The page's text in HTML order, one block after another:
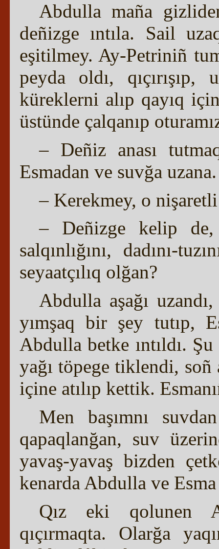
Abdulla maña
deñizge ıntıla. Sail
eşitilmey. Ay-Petriniñ
peyda oldı,
küreklerni alıp qayıq
üstünde çalqanıp
– Deñiz anası
Esmadan ve suvğa uzana.
– Kerekmey, o
– Deñizge kelip de,
salqınlığını, dadını-
seyaatçılıq olğan?
Abdulla aşağı
yımşaq bir şey tutıp,
Abdulla betke ıntıldı.
yağı töpege tiklendi, soñ
içine atılıp kettik.
Men başımnı
qapaqlanğan, suv
yavaş-yavaş bizden
kenarda Abdulla ve
Qız eki qolunen
qıçırmaqta. Olarğa